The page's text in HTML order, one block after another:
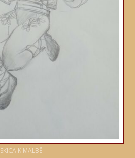
SKICA K MALBĚ